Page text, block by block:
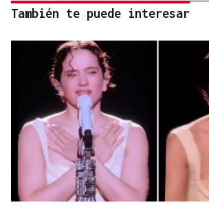
También te puede interesar